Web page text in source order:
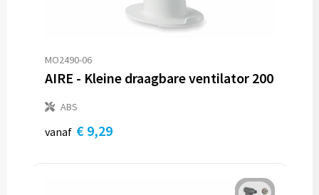
MO2490-06
AIRE - Kleine draagbare ventilator 200
ABS
vanaf € 9,29